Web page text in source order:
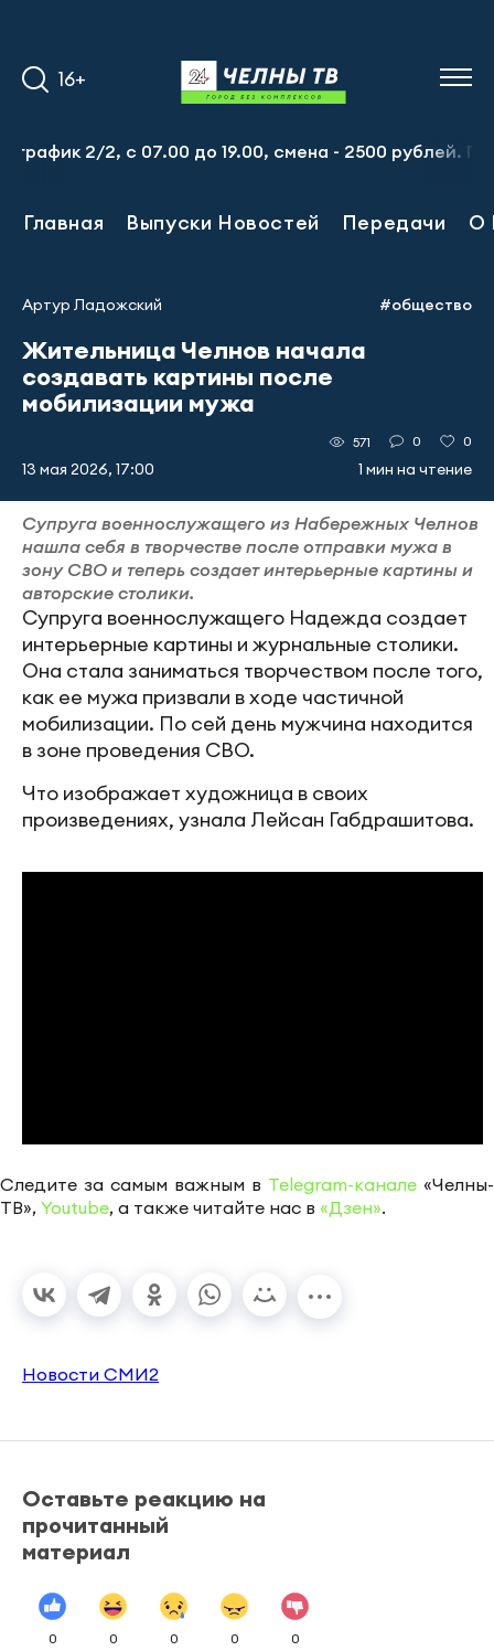
16+
2/2, с 07.00 до 19.00, смена - 2500 рублей. Пр-т
Главная Выпуски Новостей Передачи О
Артур Ладожский #общество
Жительница Челнов начала
создавать картины после
мобилизации мужа
13 мая 2026, 17:00
571 0 0
1 мин на чтение
Супруга военнослужащего из Набережных Челнов
нашла себя в творчестве после отправки мужа в
зону СВО и теперь создает интерьерные картины и
авторские столики.
Супруга военнослужащего Надежда создает
интерьерные картины и журнальные столики.
Она стала заниматься творчеством после того,
как ее мужа призвали в ходе частичной
мобилизации. По сей день мужчина находится
в зоне проведения СВО.
Что изображает художница в своих
произведениях, узнала Лейсан Габдрашитова.
Следите за самым важным в Telegram-канале «Челны-
ТВ», Youtube, а также читайте нас в «Дзен».
Новости СМИ2
Оставьте реакцию на
прочитанный
материал
0 0 0 0 0